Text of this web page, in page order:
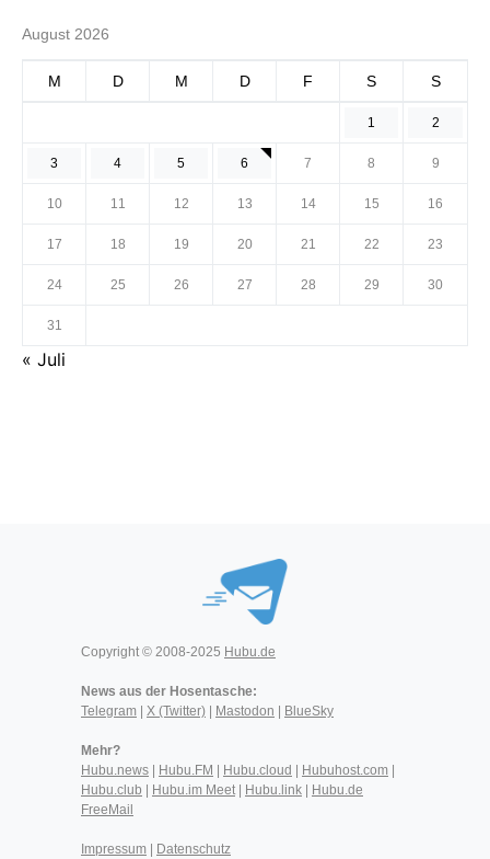
August 2026
M D M D F S S
1 2
3 4 5 6 7 8 9
10 11 12 13 14 15 16
17 18 19 20 21 22 23
24 25 26 27 28 29 30
31
« Juli
Copyright © 2008-2025 Hubu.de
News aus der Hosentasche:
Telegram
X (Twitter) Mastodon BlueSky
Mehr?
Hubu.news
Hubu.FM Hubu.cloud Hubuhost.com
Hubu.club
Hubu.im Meet| Hubu.link
Hubu.de
FreeMail
Impressum Datenschutz